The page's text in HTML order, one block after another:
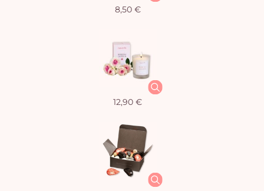
8,50 €
12,90 €